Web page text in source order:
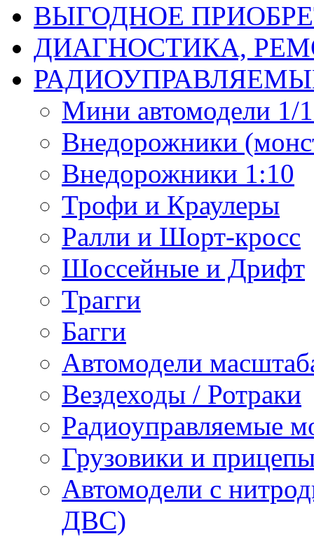
ВЫГОДНОЕ
ДИАГНОСТИКА,
Мини автомодели 1/
Внедорожники
Внедорожники 1:10
Трофи и Краулеры
Ралли и Шорт-кросс
Шоссейные и Дрифт
Трагги
Багги
Автомодели
Вездеходы / Ротраки
Радиоуправляемые
Грузовики и
Автомодели с
ДВС)